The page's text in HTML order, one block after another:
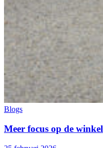
Blogs
Meer focus op de winkel